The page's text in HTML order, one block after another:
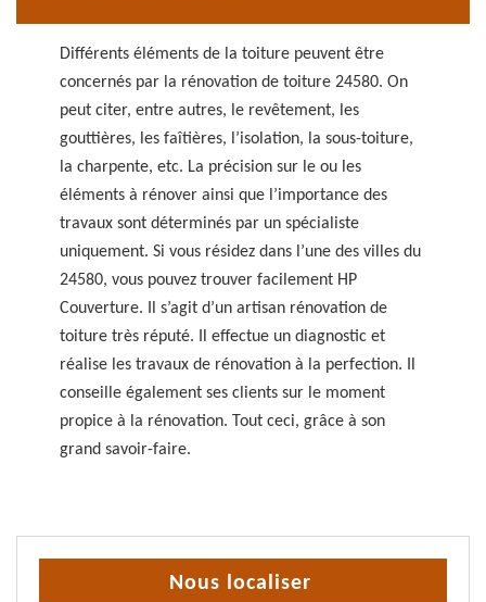
Différents éléments de la toiture peuvent être
concernés par la rénovation de toiture 24580. On
peut citer, entre autres, le revêtement, les
gouttières, les faîtières, l’isolation, la sous-toiture,
la charpente, etc. La précision sur le ou les
éléments à rénover ainsi que l’importance des
travaux sont déterminés par un spécialiste
uniquement. Si vous résidez dans l’une des villes du
24580, vous pouvez trouver facilement HP
Couverture. Il s’agit d’un artisan rénovation de
toiture très réputé. Il effectue un diagnostic et
réalise les travaux de rénovation à la perfection. Il
conseille également ses clients sur le moment
propice à la rénovation. Tout ceci, grâce à son
grand savoir-faire.
Nous localiser